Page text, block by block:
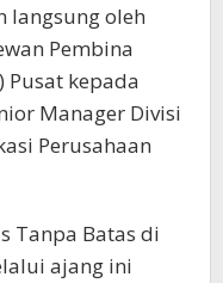
langsung oleh
Pembina
Pusat kepada
Manager Divisi
Perusahaan
Tanpa Batas di
ajang ini